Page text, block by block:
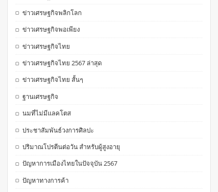
ข่าวเศรษฐกิจพลิกโลก
ข่าวเศรษฐกิจพอเพียง
ข่าวเศรษฐกิจไทย
ข่าวเศรษฐกิจไทย 2567 ล่าสุด
ข่าวเศรษฐกิจไทย สั้นๆ
ฐานเศรษฐกิจ
นมที่ไม่มีแลคโตส
ประชาสัมพันธ์วงการศิลปะ
ปริมาณโปรตีนต่อวัน สำหรับผู้สูงอายุ
ปัญหาการเมืองไทยในปัจจุบัน 2567
ปัญหาทางการค้า